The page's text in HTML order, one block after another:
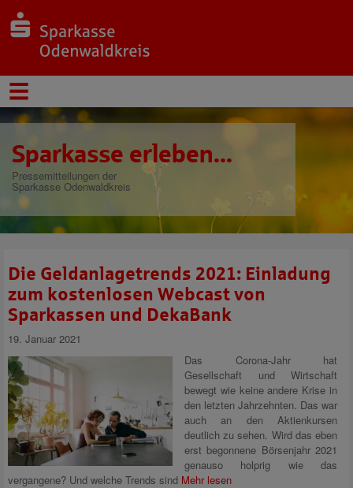
Sparkasse erleben...
Pressemitteilungen der
Sparkasse Odenwaldkreis
Die Geldanlagetrends 2021: Einladung
zum kostenlosen Webcast von
Sparkassen und DekaBank
19. Januar 2021
Das Corona-Jahr hat
Gesellschaft und Wirtschaft
bewegt wie keine andere Krise in
den letzten Jahrzehnten. Das war
auch an den Aktienkursen
deutlich zu sehen. Wird das eben
erst begonnene Börsenjahr 2021
genauso holprig wie das
vergangene? Und welche Trends sind Mehr lesen